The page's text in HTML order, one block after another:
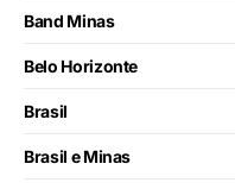
Band Minas
Belo Horizonte
Brasil
Brasil e Minas